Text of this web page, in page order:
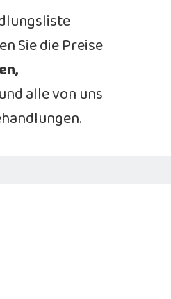
Sie die Preise
und alle von uns